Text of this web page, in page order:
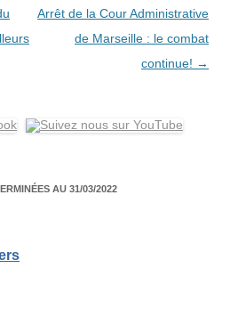
Arrêt de la Cour Administrative
de Marseille : le combat
continue! →
AU 31/03/2022